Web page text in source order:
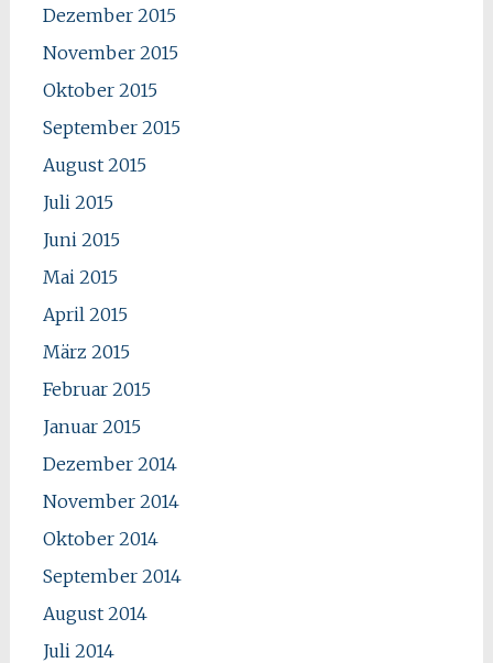
Dezember 2015
November 2015
Oktober 2015
September 2015
August 2015
Juli 2015
Juni 2015
Mai 2015
April 2015
März 2015
Februar 2015
Januar 2015
Dezember 2014
November 2014
Oktober 2014
September 2014
August 2014
Juli 2014